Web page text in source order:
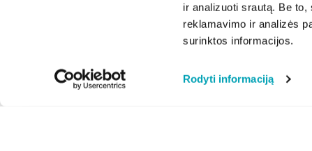
ir analizuoti srautą. Be
reklamavimo ir analizės
surinktos informacijos.
Rodyti informaciją